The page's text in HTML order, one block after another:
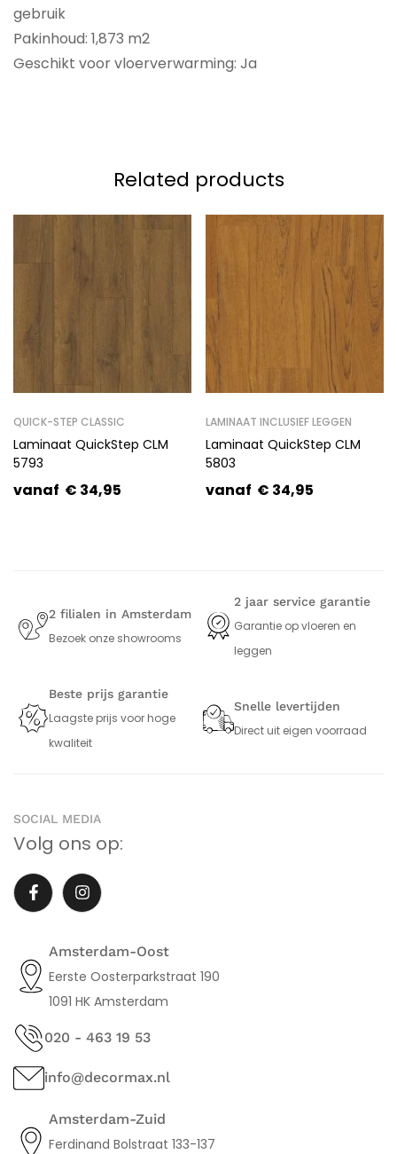
gebruik
Pakinhoud: 1,873 m2
Geschikt voor vloerverwarming: Ja
Related products
QUICK-STEP CLASSIC
Laminaat QuickStep CLM
5793
vanaf € 34,95
LAMINAAT INCLUSIEF LEGGEN
Laminaat QuickStep CLM
5803
vanaf € 34,95
2 filialen in Amsterdam
Bezoek onze showrooms
2 jaar service garantie
Garantie op vloeren en
leggen
Beste prijs garantie
Laagste prijs voor hoge
kwaliteit
Snelle levertijden
Direct uit eigen voorraad
Amsterdam-Oost
Eerste Oosterparkstraat 190
1091 HK Amsterdam
020 - 463 19 53
info@decormax.nl
Amsterdam-Zuid
Ferdinand Bolstraat 133-137
SOCIAL MEDIA
Volg ons op: